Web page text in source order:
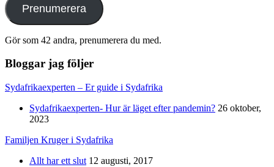
Prenumerera
Gör som 42 andra, prenumerera du med.
Bloggar jag följer
Sydafrikaexperten – Er guide i Sydafrika
Sydafrikaexperten- Hur är läget efter pandemin? 26 oktober,
2023
Familjen Kruger i Sydafrika
Allt har ett slut 12 augusti, 2017